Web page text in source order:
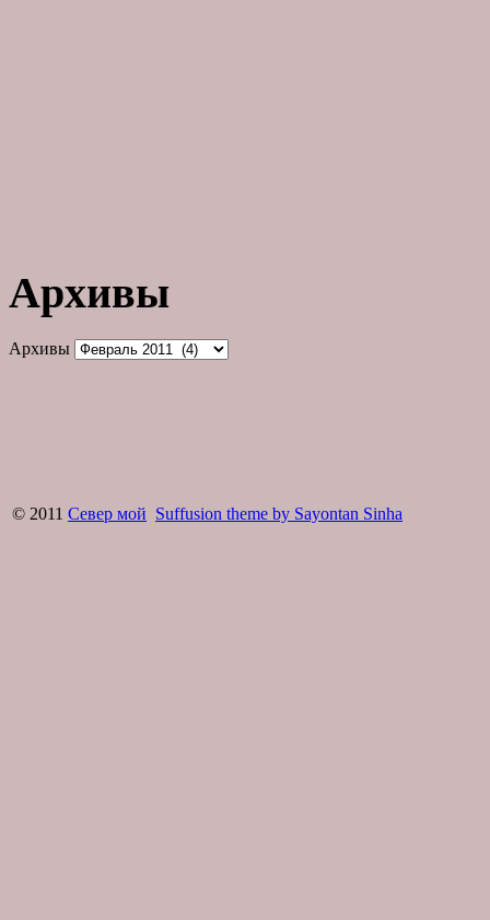
Архивы
Архивы
© 2011 Север мой Suffusion theme by Sayontan Sinha